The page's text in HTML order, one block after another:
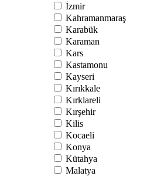
İzmir
Kahramanmaraş
Karabük
Karaman
Kars
Kastamonu
Kayseri
Kırıkkale
Kırklareli
Kırşehir
Kilis
Kocaeli
Konya
Kütahya
Malatya